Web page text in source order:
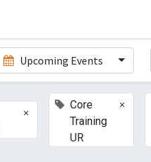
Upcoming Events
×
Core
Training
UR
×